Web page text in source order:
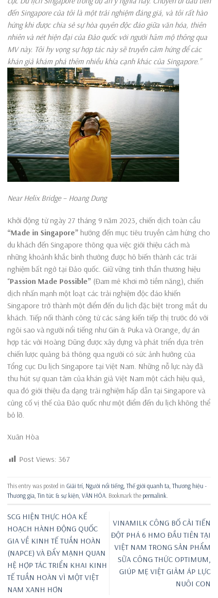
đến Singapore của tôi là một trải nghiệm đáng giá, và tôi rất hào
hứng khi được chia sẻ sự hòa quyên độc đáo giữa văn hóa, thiên
nhiên và nét hiện đại của Đảo quốc với người hâm mộ thông qua
MV này. Tôi hy vọng sự hợp tác này sẽ truyền cảm hứng để các
khán giả khám phá thêm nhiều khía cạnh khác của Singapore.”
Near Helix Bridge – Hoang Dung
Khởi động từ ngày 27 tháng 9 năm 2023, chiến dịch toàn cầu
“Made in Singapore” hướng đến mục tiêu truyền cảm hứng cho
du khách đến Singapore thông qua việc giới thiệu cách mà
những khoảnh khắc bình thường được hô biến thành các trải
nghiệm bất ngờ tại Đảo quốc. Giữ vững tinh thần thương hiệu
“Passion Made Possible” (Đam mê Khơi mở tiềm năng), chiến
dịch nhấn mạnh một loạt các trải nghiệm độc đáo khiến
Singapore trở thành một điểm đến du lịch đặc biệt trong mắt du
khách. Tiếp nối thành công từ các sáng kiến tiếp thị trước đó với
ngôi sao và người nổi tiếng như Gin & Puka và Orange, dự án
hợp tác với Hoàng Dũng được xây dựng và phát triển dựa trên
chiến lược quảng bá thông qua người có sức ảnh hưởng của
Tổng cục Du lịch Singapore tại Việt Nam. Những nỗ lực này đã
thu hút sự quan tâm của khán giả Việt Nam một cách hiệu quả,
qua đó giới thiệu đa dạng trải nghiệm hấp dẫn tại Singapore và
củng cố vị thế của Đảo quốc như một điểm đến du lịch không thể
bỏ lỡ.
Xuân Hòa
Post Views: 367
This entry was posted in Giải trí Người nổi tiếng ,Thế giới quanh ta ,Thương hiệu -
Thương gia ,Tin tức & sự kiện VĂN HÓA . Bookmark the permalink
SCG HIỆN THỰC HÓA KẾ
HOẠCH HÀNH ĐỘNG QUỐC
GIA VỀ KINH TẾ TUẦN HOÀN
(NAPCE) VÀ ĐẨY MẠNH QUAN
HỆ HỢP TÁC TRIỂN KHAI KINH
TẾ TUẦN HOÀN VÌ MỘT VIỆT
NAM XANH HƠN
VINAMILK CÔNG BỐ CẢI TIẾN
ĐỘT PHÁ 6 HMO ĐẦU TIÊN TẠI
VIỆT NAM TRONG SẢN PHẨM
SỮA CÔNG THỨC OPTIMUM,
GIÚP MẸ VIỆT GIẢM ÁP LỰC
NUÔI CON